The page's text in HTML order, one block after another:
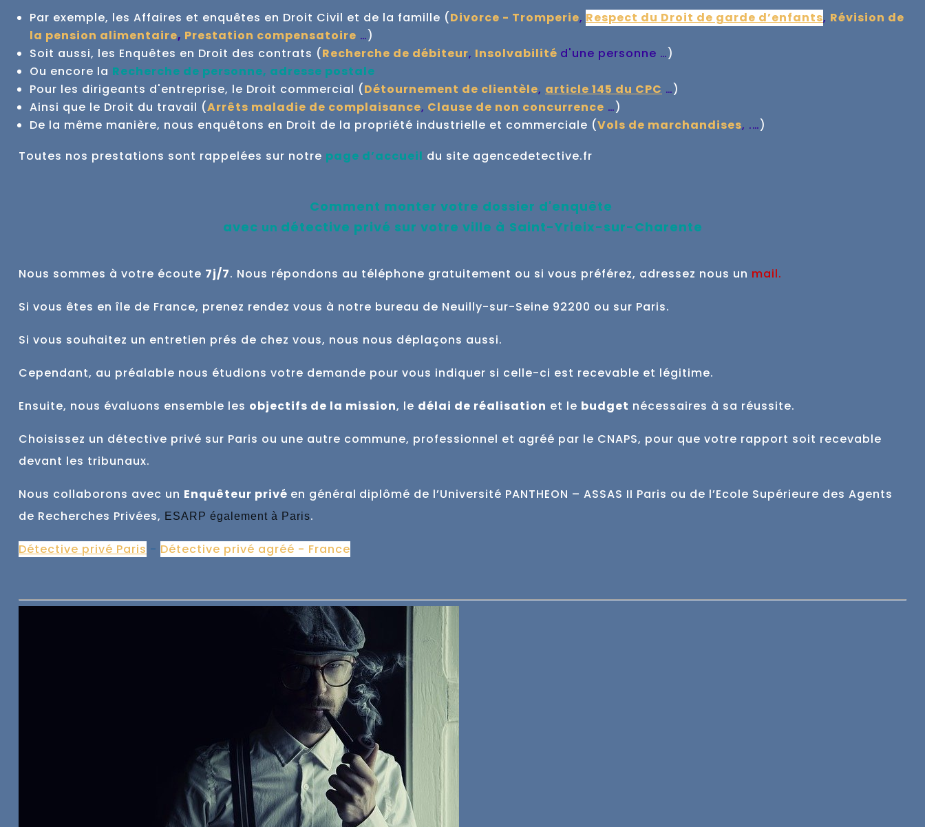
Par exemple, les Affaires et enquêtes en Droit Civil et de la famille (Divorce - Tromperie, Respect du Droit de garde d’enfants, Révision de
la pension alimentaire, Prestation compensatoire …)
Soit aussi, les Enquêtes en Droit des contrats (Recherche de débiteur, Insolvabilité d'une personne …)
Ou encore la Recherche de personne, adresse postale
Pour les dirigeants d'entreprise, le Droit commercial (Détournement de clientèle, article 145 du CPC …)
Ainsi que le Droit du travail (Arrêts maladie de complaisance, Clause de non concurrence …)
De la même manière, nous enquêtons en Droit de la propriété industrielle et commerciale (Vols de marchandises, .…)
Toutes nos prestations sont rappelées sur notre page d’accueil du site agencedetective.fr
Comment monter votre dossier d'enquête
avec un détective privé sur votre ville à Saint-Yrieix-sur-Charente
Nous sommes à votre écoute 7j/7. Nous répondons au téléphone gratuitement ou si vous préférez, adressez nous un mail.
Si vous êtes en île de France, prenez rendez vous à notre bureau de Neuilly-sur-Seine 92200 ou sur Paris.
Si vous souhaitez un entretien prés de chez vous, nous nous déplaçons aussi.
Cependant, au préalable nous étudions votre demande pour vous indiquer si celle-ci est recevable et légitime.
Ensuite, nous évaluons ensemble les objectifs de la mission, le délai de réalisation et le budget nécessaires à sa réussite.
Choisissez un détective privé sur Paris ou une autre commune, professionnel et agréé par le CNAPS, pour que votre rapport soit recevable
devant les tribunaux.
Nous collaborons avec un Enquêteur privé en général diplômé de l’Université PANTHEON – ASSAS II Paris ou de l’Ecole Supérieure des Agents
de Recherches Privées, ESARP également à Paris.
Détective privé Paris - Détective privé agréé - France